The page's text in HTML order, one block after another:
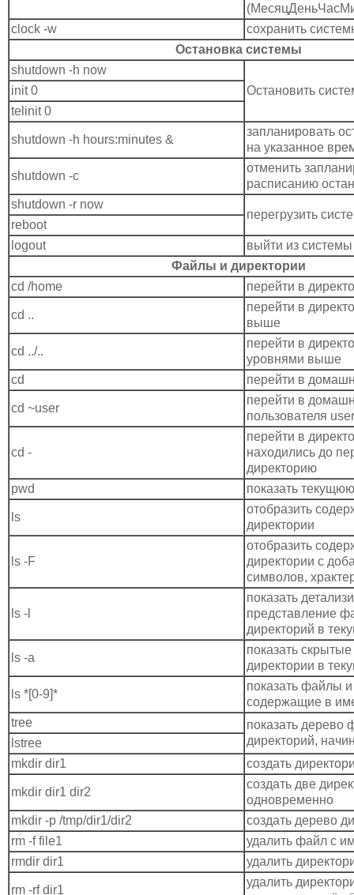
clock -w
сохранить
Остановка системы
shutdown -h now
Остановить
init 0
telinit 0
shutdown -h hours:minutes &
запланировать
на указанное
shutdown -c
отменить
расписанию
shutdown -r now
перегрузить
reboot
logout
выйти из системы
Файлы и директории
cd /home
перейти в
cd ..
перейти в
выше
cd ../..
перейти в
уровнями выше
cd
перейти в
cd ~user
перейти в
пользователя user
cd -
перейти в
находились до
директорию
pwd
показать
ls
отобразить
директории
ls -F
отобразить
директории с
символов,
ls -l
показать
представление
директорий в
ls -a
показать
директории в
ls *[0-9]*
показать файлы
содержащие в
tree
показать дерево
директорий,
lstree
mkdir dir1
создать
mkdir dir1 dir2
создать две
одновременно
mkdir -p /tmp/dir1/dir2
создать дерево
rm -f file1
удалить файл с
rmdir dir1
удалить
rm -rf dir1
удалить